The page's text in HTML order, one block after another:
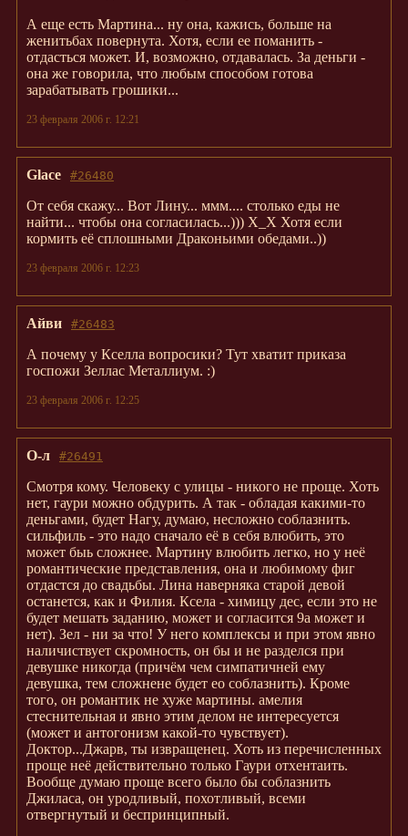
А еще есть Мартина... ну она, кажись, больше на
женитьбах повернута. Хотя, если ее поманить -
отдасться может. И, возможно, отдавалась. За деньги -
она же говорила, что любым способом готова
зарабатывать грошики...
23 февраля 2006 г. 12:21
#26480
Glace
От себя скажу... Вот Лину... ммм.... столько еды не
найти... чтобы она согласилась...))) Х_Х Хотя если
кормить её сплошными Драконьими обедами..))
23 февраля 2006 г. 12:23
#26483
Айви
А почему у Кселла вопросики? Тут хватит приказа
госпожи Зеллас Металлиум. :)
23 февраля 2006 г. 12:25
#26491
О-л
Смотря кому. Человеку с улицы - никого не проще. Хоть
нет, гаури можно обдурить. А так - обладая какими-то
деньгами, будет Нагу, думаю, несложно соблазнить.
сильфиль - это надо сначало её в себя влюбить, это
может быь сложнее. Мартину влюбить легко, но у неё
романтические представления, она и любимому фиг
отдастся до свадьбы. Лина наверняка старой девой
останется, как и Филия. Ксела - химицу дес, если это не
будет мешать заданию, может и согласится 9а может и
нет). Зел - ни за что! У него комплексы и при этом явно
наличиствует скромность, он бы и не разделся при
девушке никогда (причём чем симпатичней ему
девушка, тем сложнене будет ео соблазнить). Кроме
того, он романтик не хуже мартины. амелия
стеснительная и явно этим делом не интересуется
(может и антогонизм какой-то чувствует).
Доктор...Джарв, ты извращенец. Хоть из перечисленных
проще неё действительно только Гаури отхентаить.
Вообще думаю проще всего было бы соблазнить
Джиласа, он уродливый, похотливый, всеми
отвергнутый и беспринципный.